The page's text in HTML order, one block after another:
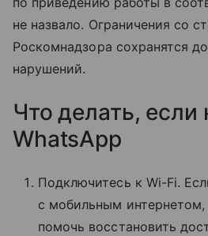
не назвало. Ограничения со
Роскомнадзора сохранятся
нарушений.
Что делать, если
WhatsApp
Подключитесь к Wi-Fi.
с мобильным
помочь восстановить